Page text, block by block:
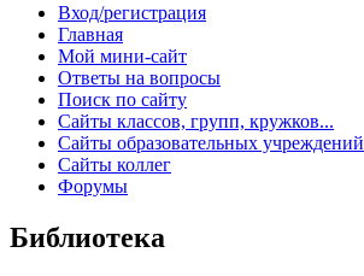
Вход/регистрация
Главная
Мой мини-сайт
Ответы на вопросы
Поиск по сайту
Сайты классов, групп, кружков...
Сайты образовательных учреждений
Сайты коллег
Форумы
Библиотека